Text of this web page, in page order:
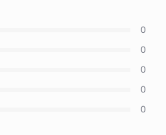
0
0
0
0
0